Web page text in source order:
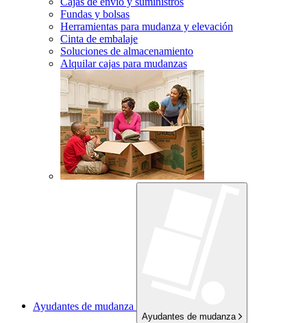
Fundas y bolsas
Herramientas para mudanza y elevación
Cinta de embalaje
Soluciones de almacenamiento
Alquilar cajas para mudanzas
Ayudantes de mudanza
Ayudantes de mudanza